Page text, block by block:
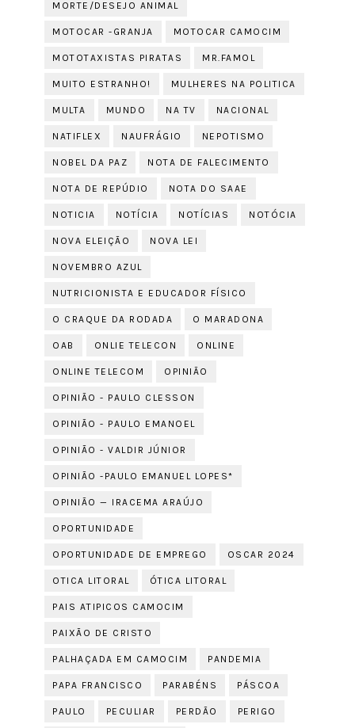
MORTE/DESEJO ANIMAL
MOTOCAR -GRANJA MOTOCAR CAMOCIM
MOTOTAXISTAS PIRATAS MR.FAMOL
MUITO ESTRANHO! MULHERES NA POLITICA
MULTA MUNDO NA TV NACIONAL
NATIFLEX NAUFRÁGIO NEPOTISMO
NOBEL DA PAZ NOTA DE FALECIMENTO
NOTA DE REPÚDIO NOTA DO SAAE
NOTICIA NOTÍCIA NOTÍCIAS NOTÓCIA
NOVA ELEIÇÃO NOVA LEI
NOVEMBRO AZUL
NUTRICIONISTA E EDUCADOR FÍSICO
O CRAQUE DA RODADA O MARADONA
OAB ONLIE TELECON ONLINE
ONLINE TELECOM OPINIÃO
OPINIÃO - PAULO CLESSON
OPINIÃO - PAULO EMANOEL
OPINIÃO - VALDIR JÚNIOR
OPINIÃO -PAULO EMANUEL LOPES*
OPINIÃO — IRACEMA ARAÚJO
OPORTUNIDADE
OPORTUNIDADE DE EMPREGO OSCAR 2024
OTICA LITORAL ÓTICA LITORAL
PAIS ATIPICOS CAMOCIM
PAIXÃO DE CRISTO
PALHAÇADA EM CAMOCIM PANDEMIA
PAPA FRANCISCO PARABÉNS PÁSCOA
PAULO PECULIAR PERDÃO PERIGO